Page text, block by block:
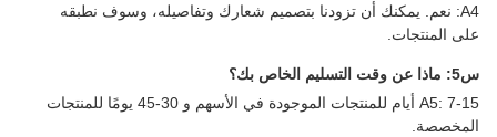
A4: نعم. يمكنك أن تزودنا بتصميم شعارك وتفاصيله، وسوف نطبقه
على المنتجات.
س5: ماذا عن وقت التسليم الخاص بك؟
A5: 7-15 أيام للمنتجات الموجودة في الأسهم و 30-45 يومًا للمنتجات
المخصصة.